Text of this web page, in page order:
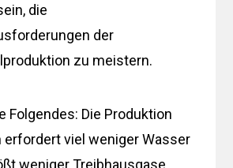
die
der
zu meistern.
Folgendes: Die Produktion
erfordert viel weniger Wasser
weniger Treibhausgase